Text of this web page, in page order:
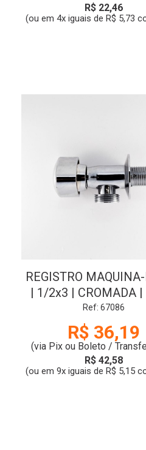
R$ 22,46
(ou em 4x iguais de R$ 5,73
REGISTRO
| 1/2x3 | CROMADA |
Ref: 67086
R$ 36,19
(via Pix ou Boleto /
R$ 42,58
(ou em 9x iguais de R$ 5,15